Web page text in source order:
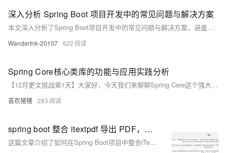
深入分析 Spring Boot 项目开发中的常见问题与解决方案
本文深入分析了Spring Boot项目开发中的常见问题与解决方案，涵盖视图路径冲突（Circular View Path）、ECharts图表数据异常及SQL唯一约束冲突等典型场景。通过实际案例剖析问题成因，并提供具体解决方法，如优化视图解析器配置、改进数据查询逻辑以及合理使用外键约束。同时复习了Spring MVC视图解析原理与数据库完整性知识，强调细节处理和数据验证的重要性，为开发者提供实用参考。
WanderInk-20107 622
Spring Core核心类库的功能与应用实践分析
【12月更文挑战第1天】大家好，今天我们来聊聊Spring Core这个强大的核心类库。Spring Core作为Spring框架的基础，提供了控制反转（IOC）和依赖注入（DI）等核心功能，以及企业级功能，如JNDI和定时任务等。通过本文，我们将从概述、功能点、背景、业务点、底层原理等多个方面深入剖析Spring Core，并通过多个Java示例展示其应用实践，同时指出对应实践的优缺点。
喜欢猪猪 283
spring boot 整合 itextpdf 导出 PDF，写入大文本，写入HTML代码，分析当下导出PDF的几个工具
这篇文章介绍了如何在Spring Boot项目中整合iTextPDF库来导出PDF文件，包括写入大文本和HTML代码，并分析了几种常用的Java PDF导出工具。